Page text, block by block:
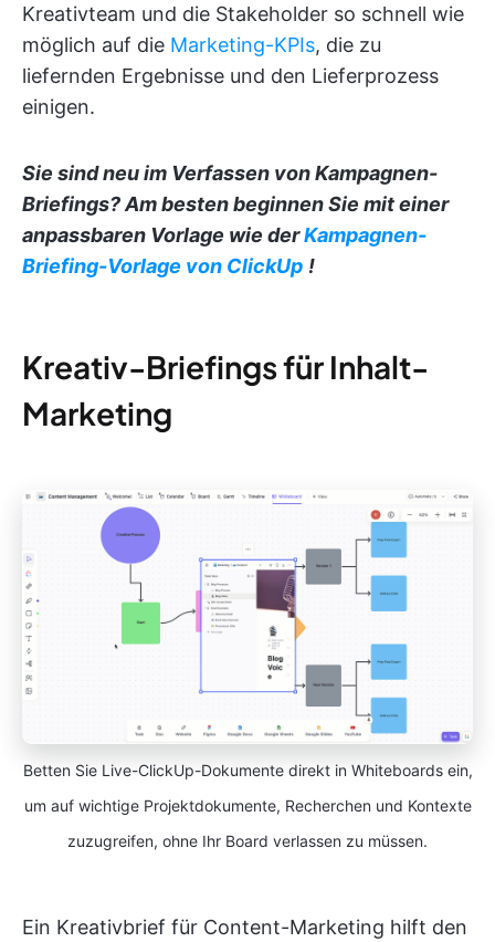
Kreativteam und die Stakeholder so schnell wie
möglich auf die Marketing-KPIs, die zu
liefernden Ergebnisse und den Lieferprozess
einigen.
Sie sind neu im Verfassen von Kampagnen-
Briefings? Am besten beginnen Sie mit einer
anpassbaren Vorlage wie derKampagnen-
Briefing-Vorlage von ClickUp !
Kreativ-Briefings für Inhalt-
Marketing
Betten Sie Live-ClickUp-Dokumente direkt in Whiteboards ein,
um auf wichtige Projektdokumente, Recherchen und Kontexte
zuzugreifen, ohne Ihr Board verlassen zu müssen.
Ein Kreativbrief für Content-Marketing hilft den